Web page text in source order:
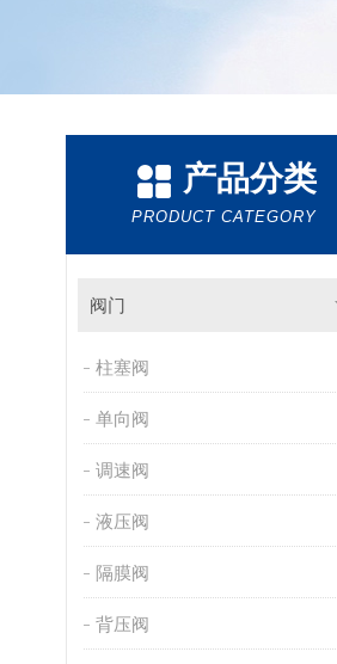
产品分类
PRODUCT CATEGORY
阀门
柱塞阀
单向阀
调速阀
液压阀
隔膜阀
背压阀